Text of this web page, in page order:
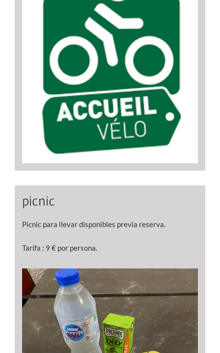
picnic
Picnic para llevar disponibles previa reserva.
Tarifa : 9 € por persona.